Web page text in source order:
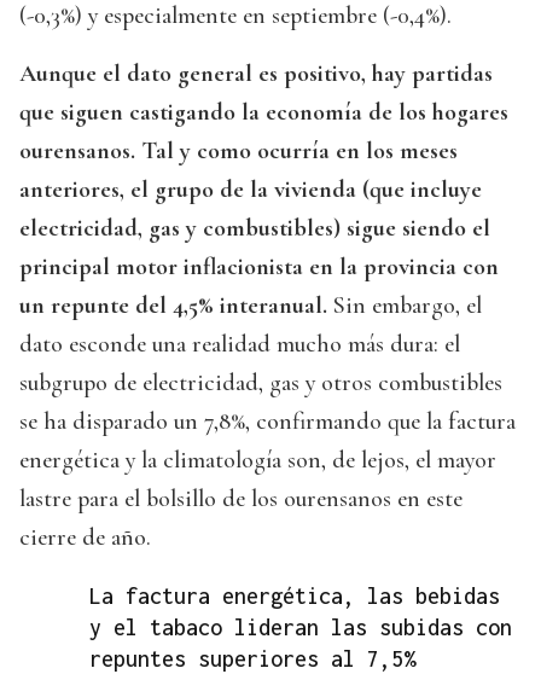
(-0,3%) y especialmente en septiembre (-0,4%).
Aunque el dato general es positivo, hay partidas
que siguen castigando la economía de los hogares
ourensanos. Tal y como ocurría en los meses
anteriores, el grupo de la vivienda (que incluye
electricidad, gas y combustibles) sigue siendo el
principal motor inflacionista en la provincia con
un repunte del 4,5% interanual. Sin embargo, el
dato esconde una realidad mucho más dura: el
subgrupo de electricidad, gas y otros combustibles
se ha disparado un 7,8%, confirmando que la factura
energética y la climatología son, de lejos, el mayor
lastre para el bolsillo de los ourensanos en este
cierre de año.
La factura energética, las bebidas
y el tabaco lideran las subidas con
repuntes superiores al 7,5%